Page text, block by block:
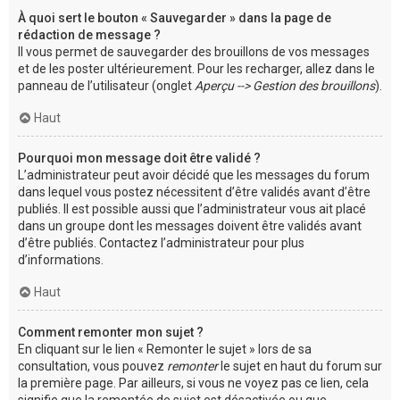
À quoi sert le bouton « Sauvegarder » dans la page de
rédaction de message ?
Il vous permet de sauvegarder des brouillons de vos messages
et de les poster ultérieurement. Pour les recharger, allez dans le
panneau de l’utilisateur (onglet Aperçu --> Gestion des brouillons).
Haut
Pourquoi mon message doit être validé ?
L’administrateur peut avoir décidé que les messages du forum
dans lequel vous postez nécessitent d’être validés avant d’être
publiés. Il est possible aussi que l’administrateur vous ait placé
dans un groupe dont les messages doivent être validés avant
d’être publiés. Contactez l’administrateur pour plus
d’informations.
Haut
Comment remonter mon sujet ?
En cliquant sur le lien « Remonter le sujet » lors de sa
consultation, vous pouvez remonterle sujet en haut du forum sur
la première page. Par ailleurs, si vous ne voyez pas ce lien, cela